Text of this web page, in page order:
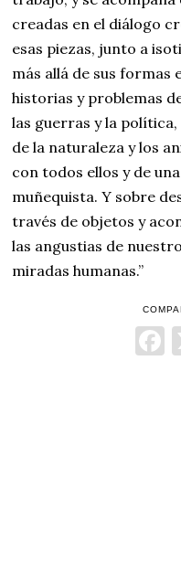
creadas en el diálogo
esas piezas, junto a
más allá de sus formas
historias y problemas
las guerras y la
de la naturaleza y los
con todos ellos y de
muñequista. Y sobre
través de objetos y
las angustias de
miradas humanas.”